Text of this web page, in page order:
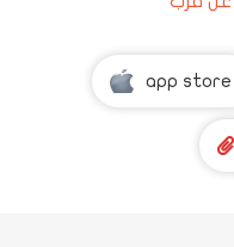
app store